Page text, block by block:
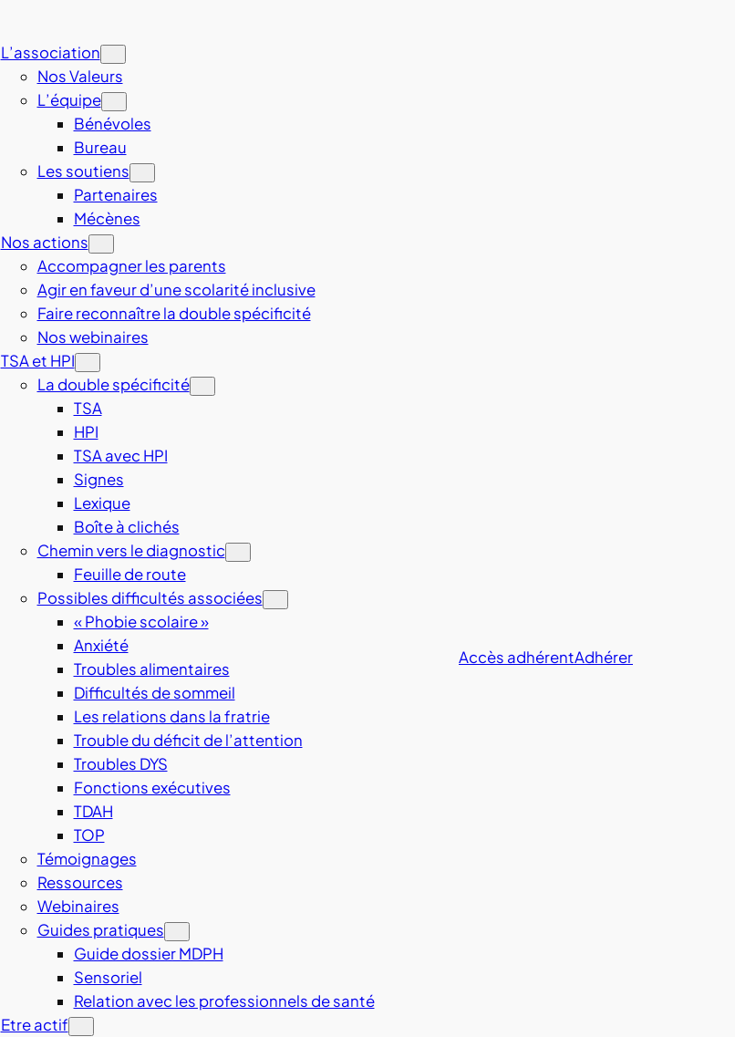
L’association
Nos Valeurs
L’équipe
Bénévoles
Bureau
Les soutiens
Partenaires
Mécènes
Nos actions
Accompagner les parents
Agir en faveur d’une scolarité inclusive
Faire reconnaître la double spécificité
Nos webinaires
TSA et HPI
La double spécificité
TSA
HPI
TSA avec HPI
Signes
Lexique
Boîte à clichés
Chemin vers le diagnostic
Feuille de route
Possibles difficultés associées
« Phobie scolaire »
Anxiété
Troubles alimentaires
Difficultés de sommeil
Les relations dans la fratrie
Trouble du déficit de l’attention
Troubles DYS
Fonctions exécutives
TDAH
TOP
Témoignages
Ressources
Webinaires
Guides pratiques
Guide dossier MDPH
Sensoriel
Relation avec les professionnels de santé
Etre actif
Accès adhérentAdhérer